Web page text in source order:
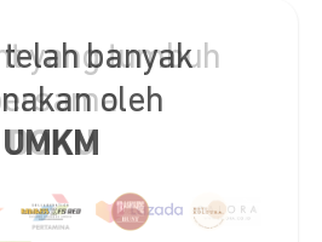
telah banyak
oleh
UMKM